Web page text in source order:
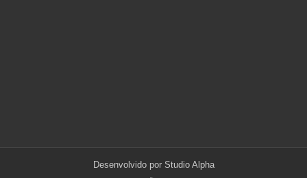
Desenvolvido por Studio Alpha